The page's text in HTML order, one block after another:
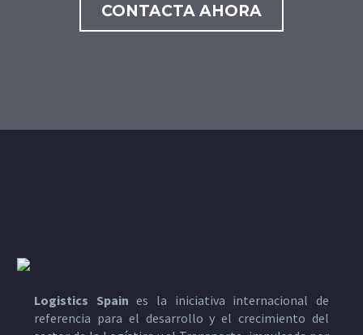
CONTACTA AHORA
Logistics Spain es la iniciativa internacional de
referencia para el desarrollo y el crecimiento del